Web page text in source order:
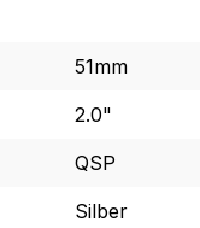
51mm
2.0"
QSP
Silber